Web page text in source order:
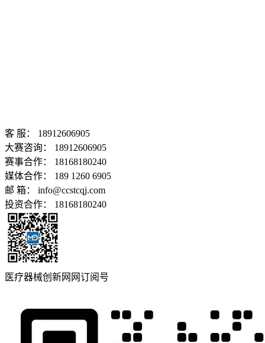
客 服：
18912606905
大赛咨询：
18912606905
赛事合作：
18168180240
媒体合作：
189 1260 6905
邮 箱：
info@ccstcqj.com
投资合作：
18168180240
医疗器械创新网网订阅号